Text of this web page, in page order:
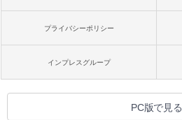
プライバシーポリシー
インプレスグループ
PC版で見る